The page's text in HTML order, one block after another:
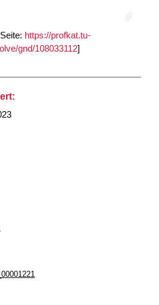
https://profkat.tu-
gnd/108033112]